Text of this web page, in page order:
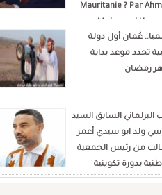
Mauritanie ? Par
Mohamed
Écrivain et
عُمان أول دولة
تحدد موعد بداية
رمضان
البرلماني السابق السيد
ولد ابو سيدي أعمر
من رئيس الجمعية
بدورة تكوينية
الجديد